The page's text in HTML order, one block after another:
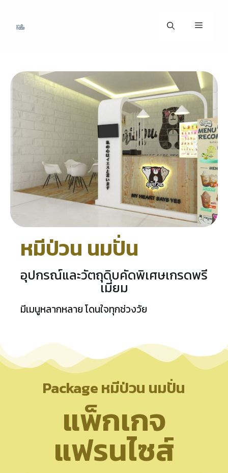
หมีป่วน นมปั่น
อุปกรณ์และวัตถุดิบคัดพิเศษเกรดพรี
เมี่ยม
มีเมนูหลากหลาย โดนใจทุกช่วงวัย
Package หมีป่วน นมปั่น
แพ็กเกจ
แฟรนไซส์